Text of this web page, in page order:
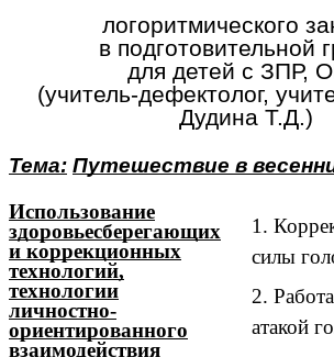
логоритмического
в подготовительной
для детей с ЗПР,
(учитель-дефектолог,
Дудина Т.Д.)
Тема: Путешествие в
Использование
здоровьесберегающих
и коррекционных
технологий,
технологии
личноcтно-
ориентированного
взаимодействия
1.
силы
2.
атакой